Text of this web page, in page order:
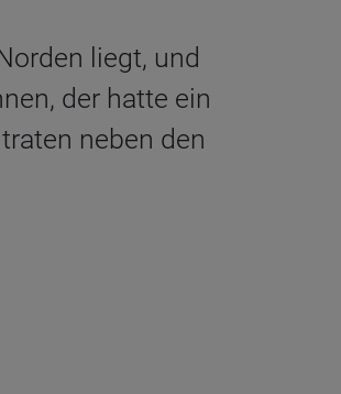
liegt, und
der hatte ein
neben den